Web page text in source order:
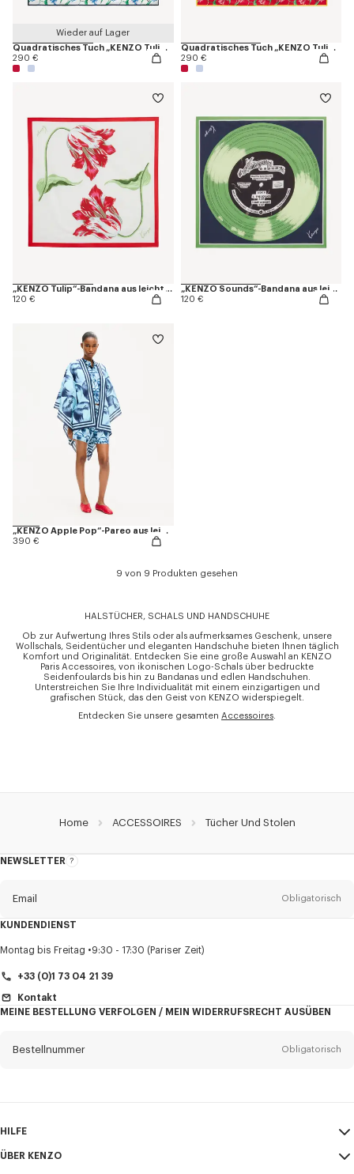
Wieder auf Lager
Quadratisches Tuch „KENZO Tulip“ aus Seide
290 €
Quadratisches Tuch „KENZO Tulip“ aus Seide
290 €
„KENZO Tulip“-Bandana aus leichter Baumwolle
120 €
„KENZO Sounds“-Bandana aus leichter Baumwolle
120 €
„KENZO Apple Pop“-Pareo aus leichter Baumwolle
390 €
9 von 9 Produkten gesehen
HALSTÜCHER, SCHALS UND HANDSCHUHE
Ob zur Aufwertung Ihres Stils oder als aufmerksames Geschenk, unsere
Wollschals, Seidentücher und eleganten Handschuhe bieten Ihnen täglich
Komfort und Originalität. Entdecken Sie eine große Auswahl an KENZO
Paris Accessoires, von ikonischen Logo-Schals über bedruckte
Seidenfoulards bis hin zu Bandanas und edlen Handschuhen.
Unterstreichen Sie Ihre Individualität mit einem einzigartigen und
grafischen Stück, das den Geist von KENZO widerspiegelt.
Entdecken Sie unsere gesamten Accessoires
Home ACCESSOIRES Tücher Und Stolen
NEWSLETTER
Über
Email Obligatorisch
Anrede Obligatorisch
KUNDENDIENST
Montag bis Freitag 9:30 - 17:30 (Pariser Zeit)
+33 (0)1 73 04 21 39
Kontakt
MEINE BESTELLUNG VERFOLGEN / MEIN WIDERRUFSRECHT AUSÜBEN
Bestellnummer Obligatorisch
HILFE
Mein Konto
ÜBER KENZO